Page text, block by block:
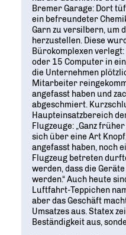
Bremer Garage: Dort
ein befreundeter
Garn zu versilbern, um
herzustellen. Diese
Bürokomplexen verlegt:
oder 15 Computer in
die Unternehmen
Mitarbeiter
angefasst haben und
abgeschmiert.
Haupteinsatzbereich
Flugzeuge: „Ganz
sich über eine Art
angefasst haben, noch
Flugzeug betreten
werden, dass die
werden.“ Auch heute
Luftfahrt-Teppichen
aber das Geschäft
Umsatzes aus. Statex
Beständigkeit aus,